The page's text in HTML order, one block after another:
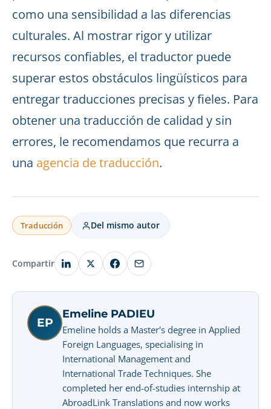
como una sensibilidad a las diferencias
culturales. Al mostrar rigor y utilizar
recursos confiables, el traductor puede
superar estos obstáculos lingüísticos para
entregar traducciones precisas y fieles. Para
obtener una traducción de calidad y sin
errores, le recomendamos que recurra a
una agencia de traducción.
Traducción Del mismo autor
Compartir
EP
Emeline PADIEU
Emeline holds a Master's degree in Applied
Foreign Languages, specialising in
International Management and
International Trade Techniques. She
completed her end-of-studies internship at
AbroadLink Translations and now works